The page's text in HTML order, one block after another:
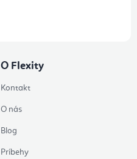
O Flexity
Kontakt
O nás
Blog
Príbehy